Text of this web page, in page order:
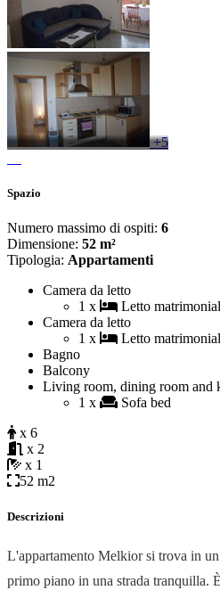
+5
Spazio
Numero massimo di ospiti: 6
Dimensione: 52 m²
Tipologia: Appartamenti
Camera da letto
1 x
Letto
Camera da letto
1 x
Letto
Bagno
Balcony
Living room, dining room and
1 x
Sofa bed
x 6
x 2
x 1
52 m2
Descrizioni
L'appartamento Melkior si trova in
primo piano in una strada tranquilla.